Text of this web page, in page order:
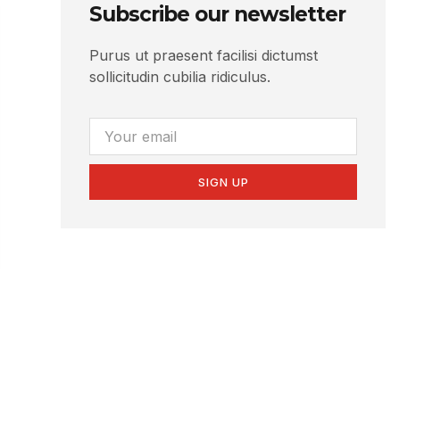
Subscribe our newsletter
Purus ut praesent facilisi dictumst
sollicitudin cubilia ridiculus.
SIGN UP